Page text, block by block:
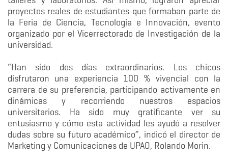
proyectos reales de estudiantes que formaban parte de
la Feria de Ciencia, Tecnología e Innovación, evento
organizado por el Vicerrectorado de Investigación de la
universidad.
“Han sido dos días extraordinarios. Los chicos
disfrutaron una experiencia 100 % vivencial con la
carrera de su preferencia, participando activamente en
dinámicas y recorriendo nuestros espacios
universitarios. Ha sido muy gratificante ver su
entusiasmo y cómo esta actividad les ayudó a resolver
dudas sobre su futuro académico”, indicó el director de
Marketing y Comunicaciones de UPAO, Rolando Morin.